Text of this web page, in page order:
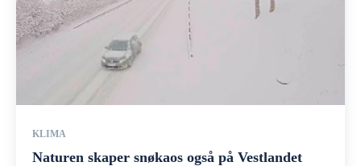
KLIMA
Naturen skaper snøkaos også på Vestlandet